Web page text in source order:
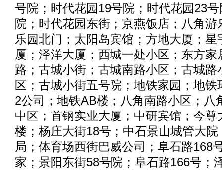
号院；时代花园19号院；时代花园23
院；时代花园东街；京燕饭店；八角
乐园北门；太阳岛宾馆；方地大厦；星
厦；泽洋大厦；西城一处小区；东方家
路；古城小街；古城南路小区；古城路
区；古城小街五号院；地铁家园；地
2公司；地铁AB楼；八角南路小区；八
中区；首钢实业大厦；中研宾馆；今尊
楼；杨庄大街18号；中石景山城管大
局；体育场西街巴威公司；阜石路168
家；景阳东街58号院；阜石路166号；